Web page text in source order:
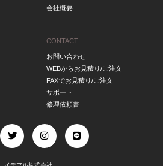
会社概要
CONTACT
お問い合わせ
WEBからお見積り/ご注文
FAXでお見積り/ご注文
サポート
修理依頼書